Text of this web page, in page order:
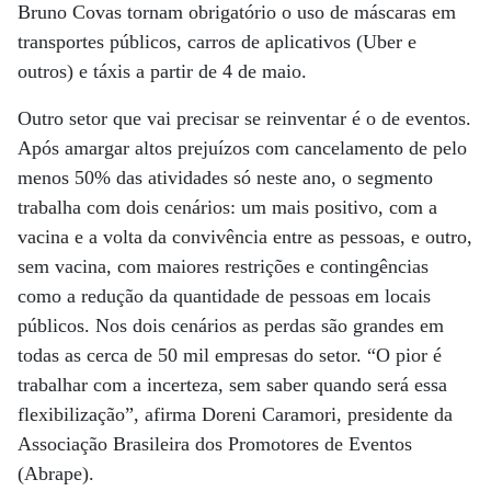
Bruno Covas tornam obrigatório o uso de máscaras em
transportes públicos, carros de aplicativos (Uber e
outros) e táxis a partir de 4 de maio.
Outro setor que vai precisar se reinventar é o de eventos.
Após amargar altos prejuízos com cancelamento de pelo
menos 50% das atividades só neste ano, o segmento
trabalha com dois cenários: um mais positivo, com a
vacina e a volta da convivência entre as pessoas, e outro,
sem vacina, com maiores restrições e contingências
como a redução da quantidade de pessoas em locais
públicos. Nos dois cenários as perdas são grandes em
todas as cerca de 50 mil empresas do setor. “O pior é
trabalhar com a incerteza, sem saber quando será essa
flexibilização”, afirma Doreni Caramori, presidente da
Associação Brasileira dos Promotores de Eventos
(Abrape).